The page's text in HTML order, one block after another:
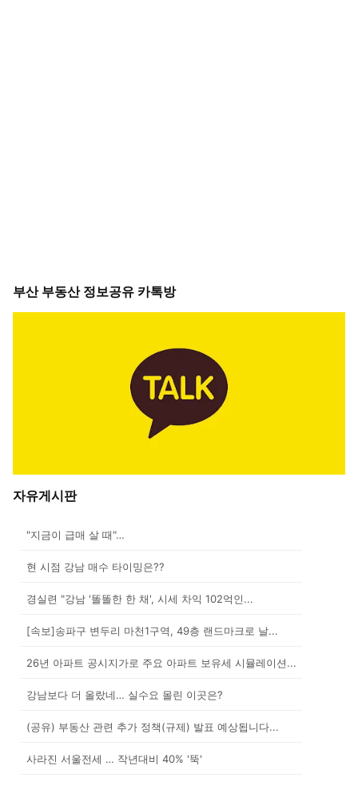
부산 부동산 정보공유 카톡방
자유게시판
"지금이 급매 살 때"…
현 시점 강남 매수 타이밍은??
경실련 "강남 '똘똘한 한 채', 시세 차익 102억인...
[속보]송파구 변두리 마천1구역, 49층 랜드마크로 날...
26년 아파트 공시지가로 주요 아파트 보유세 시뮬레이션...
강남보다 더 올랐네… 실수요 몰린 이곳은?
(공유) 부동산 관련 추가 정책(규제) 발표 예상됩니다...
사라진 서울전세 … 작년대비 40% '뚝'